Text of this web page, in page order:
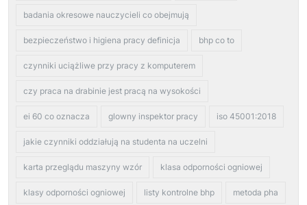
badania okresowe nauczycieli co obejmują
bezpieczeństwo i higiena pracy definicja bhp co to
czynniki uciążliwe przy pracy z komputerem
czy praca na drabinie jest pracą na wysokości
ei 60 co oznacza glowny inspektor pracy iso 45001:2018
jakie czynniki oddziałują na studenta na uczelni
karta przeglądu maszyny wzór klasa odporności ogniowej
klasy odporności ogniowej listy kontrolne bhp metoda pha